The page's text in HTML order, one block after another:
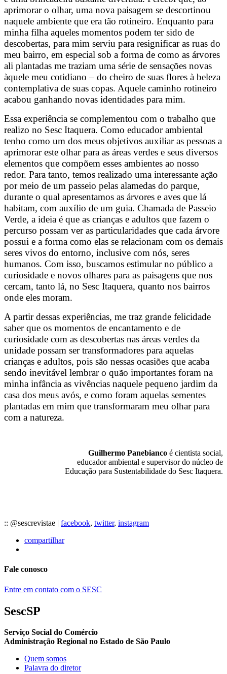
aprimorar o olhar, uma nova paisagem se descortinou
naquele ambiente que era tão rotineiro. Enquanto para
minha filha aqueles momentos podem ter sido de
descobertas, para mim serviu para resignificar as ruas do
meu bairro, em especial sob a forma de como as árvores
ali plantadas me traziam uma série de sensações novas
àquele meu cotidiano – do cheiro de suas flores à beleza
contemplativa de suas copas. Aquele caminho rotineiro
acabou ganhando novas identidades para mim.
Essa experiência se complementou com o trabalho que
realizo no Sesc Itaquera. Como educador ambiental
tenho como um dos meus objetivos auxiliar as pessoas a
aprimorar este olhar para as áreas verdes e seus diversos
elementos que compõem esses ambientes ao nosso
redor. Para tanto, temos realizado uma interessante ação
por meio de um passeio pelas alamedas do parque,
durante o qual apresentamos as árvores e aves que lá
habitam, com auxílio de um guia. Chamada de Passeio
Verde, a ideia é que as crianças e adultos que fazem o
percurso possam ver as particularidades que cada árvore
possui e a forma como elas se relacionam com os demais
seres vivos do entorno, inclusive com nós, seres
humanos. Com isso, buscamos estimular no público a
curiosidade e novos olhares para as paisagens que nos
cercam, tanto lá, no Sesc Itaquera, quanto nos bairros
onde eles moram.
A partir dessas experiências, me traz grande felicidade
saber que os momentos de encantamento e de
curiosidade com as descobertas nas áreas verdes da
unidade possam ser transformadores para aquelas
crianças e adultos, pois são nessas ocasiões que acaba
sendo inevitável lembrar o quão importantes foram na
minha infância as vivências naquele pequeno jardim da
casa dos meus avós, e como foram aquelas sementes
plantadas em mim que transformaram meu olhar para
com a natureza.
Guilhermo Panebianco é cientista social,
educador ambiental e supervisor do núcleo de
Educação para Sustentabilidade do Sesc Itaquera.
:: @sescrevistae | facebook, twitter, instagram
compartilhar
Fale conosco
Entre em contato com o SESC
SescSP
Serviço Social do Comércio
Administração Regional no Estado de São Paulo
Quem somos
Palavra do diretor